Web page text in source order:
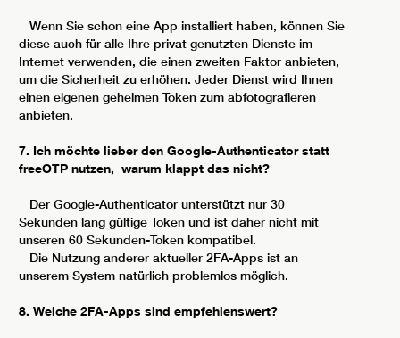
Wenn Sie schon eine App installiert haben, können Sie
diese auch für alle Ihre privat genutzten Dienste im
Internet verwenden, die einen zweiten Faktor anbieten,
um die Sicherheit zu erhöhen. Jeder Dienst wird Ihnen
einen eigenen geheimen Token zum abfotografieren
anbieten.
7. Ich möchte lieber den Google-Authenticator statt
freeOTP nutzen, warum klappt das nicht?
Der Google-Authenticator unterstützt nur 30
Sekunden lang gültige Token und ist daher nicht mit
unseren 60 Sekunden-Token kompatibel.
Die Nutzung anderer aktueller 2FA-Apps ist an
unserem System natürlich problemlos möglich.
8. Welche 2FA-Apps sind empfehlenswert?